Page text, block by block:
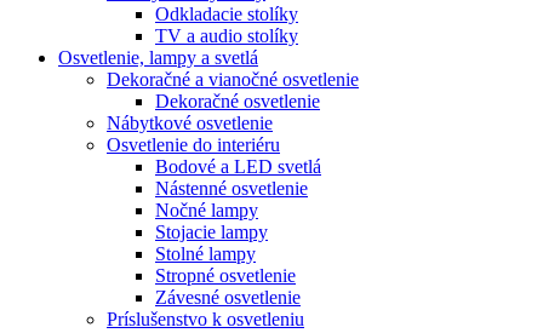
Odkladacie stolíky
TV a audio stolíky
Osvetlenie, lampy a svetlá
Dekoračné a vianočné osvetlenie
Dekoračné osvetlenie
Nábytkové osvetlenie
Osvetlenie do interiéru
Bodové a LED svetlá
Nástenné osvetlenie
Nočné lampy
Stojacie lampy
Stolné lampy
Stropné osvetlenie
Závesné osvetlenie
Príslušenstvo k osvetleniu